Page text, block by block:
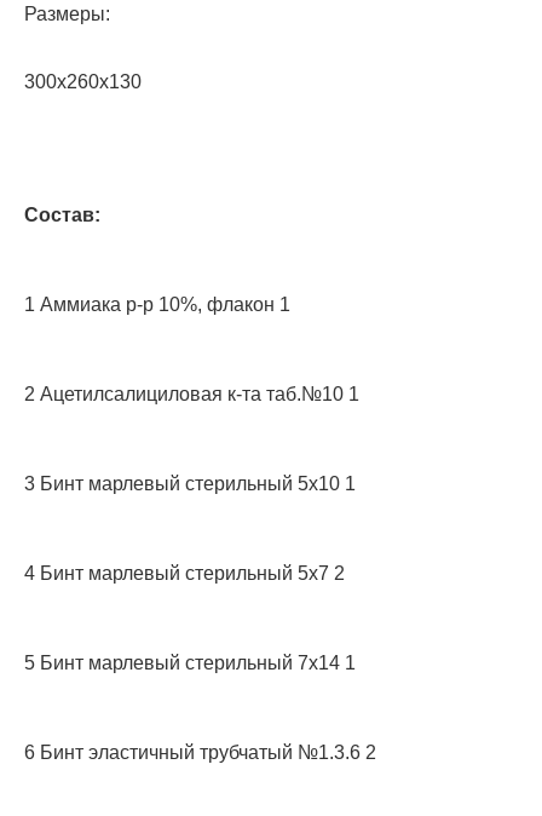
Размеры:
300х260х130
Состав:
1 Аммиака р-р 10%, флакон 1
2 Ацетилсалициловая к-та таб.№10 1
3 Бинт марлевый стерильный 5х10 1
4 Бинт марлевый стерильный 5х7 2
5 Бинт марлевый стерильный 7х14 1
6 Бинт эластичный трубчатый №1.3.6 2